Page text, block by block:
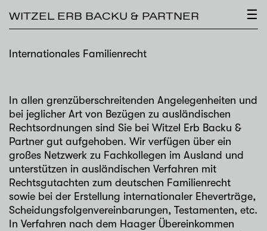
WITZEL ERB BACKU & PARTNER ☰
×
Internationales Familienrecht
In allen grenzüberschreitenden Angelegenheiten und
bei jeglicher Art von Bezügen zu ausländischen
Rechtsordnungen sind Sie bei Witzel Erb Backu &
Partner gut aufgehoben. Wir verfügen über ein
großes Netzwerk zu Fachkollegen im Ausland und
unterstützen in ausländischen Verfahren mit
Rechtsgutachten zum deutschen Familienrecht
sowie bei der Erstellung internationaler Eheverträge,
Scheidungsfolgenvereinbarungen, Testamenten, etc.
In Verfahren nach dem Haager Übereinkommen